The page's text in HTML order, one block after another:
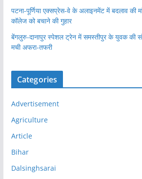
पटना-पूर्णिया एक्सप्रेस-वे के अलाइनमेंट में बदलाव की
कॉलेज को बचाने की गुहार
बेंगलुरु-दानापुर स्पेशल ट्रेन में समस्तीपुर के युवक की
मची अफरा-तफरी
Categories
Advertisement
Agriculture
Article
Bihar
Dalsinghsarai